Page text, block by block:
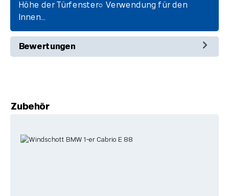
Höhe der Türfenster○ Verwendung für den
Innen…
Bewertungen
Produktgalerie überspringen
Zubehör